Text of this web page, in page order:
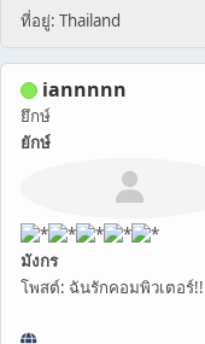
ที่อยู่: Thailand
iannnnn
ยึกษ์
ยักษ์
มังกร
โพสต์: ฉันรักคอมพิวเตอร์!!